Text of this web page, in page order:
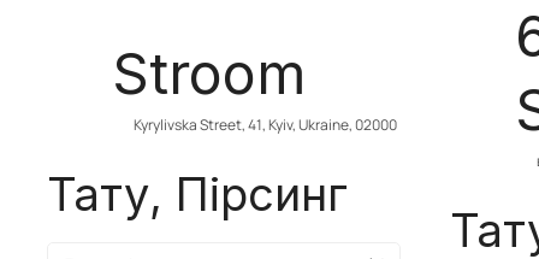
Stroom
Kyrylivska Street, 41, Kyiv, Ukraine, 02000
Тату, Пірсинг